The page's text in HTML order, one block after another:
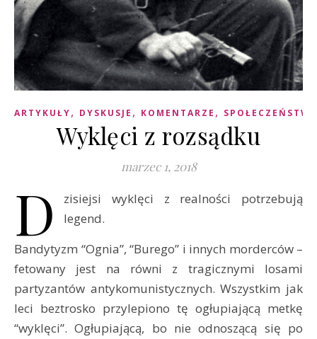
ARTYKUŁY, DYSKUSJE , KOMENTARZE ,
Wyklęci z rozsądku
marzec 1, 2018
D
zisiejsi wyklęci z realności potrzebują
legend.
Bandytyzm “Ognia”, “Burego” i innych morderców –
fetowany jest na równi z tragicznymi losami
partyzantów antykomunistycznych. Wszystkim jak
leci beztrosko przylepiono tę ogłupiającą metkę
“wyklęci”. Ogłupiającą, bo nie odnoszącą się po